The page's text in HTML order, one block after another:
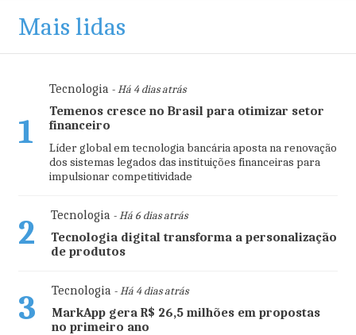
Mais lidas
1
Tecnologia- Há 4 dias atrás
Temenos cresce no Brasil para otimizar setor
financeiro
Líder global em tecnologia bancária aposta na renovação
dos sistemas legados das instituições financeiras para
impulsionar competitividade
2 Tecnologia- Há 6 dias atrás
Tecnologia digital transforma a personalização
de produtos
3 Tecnologia- Há 4 dias atrás
MarkApp gera R$ 26,5 milhões em propostas
no primeiro ano